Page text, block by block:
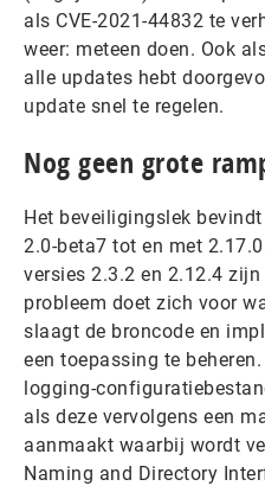
als CVE-2021-44832 te
weer: meteen doen. Ook
alle updates hebt
update snel te regelen.
Nog geen grote
Het beveiligingslek
2.0-beta7 tot en met
versies 2.3.2 en 2.12.4
probleem doet zich voor
slaagt de broncode en
een toepassing te
logging-
als deze vervolgens een
aanmaakt waarbij wordt
Naming and Directory